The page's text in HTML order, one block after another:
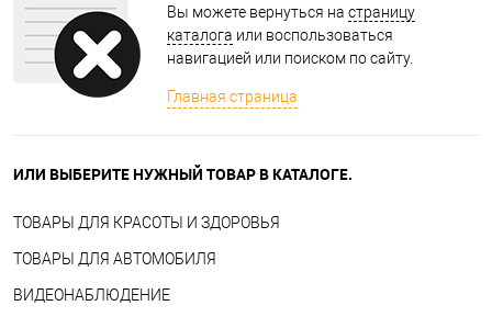
Вы можете вернуться на страницу
каталога или воспользоваться
навигацией или поиском по сайту.
Главная страница
ИЛИ ВЫБЕРИТЕ НУЖНЫЙ ТОВАР В КАТАЛОГЕ.
ТОВАРЫ ДЛЯ КРАСОТЫ И ЗДОРОВЬЯ
ТОВАРЫ ДЛЯ АВТОМОБИЛЯ
ВИДЕОНАБЛЮДЕНИЕ